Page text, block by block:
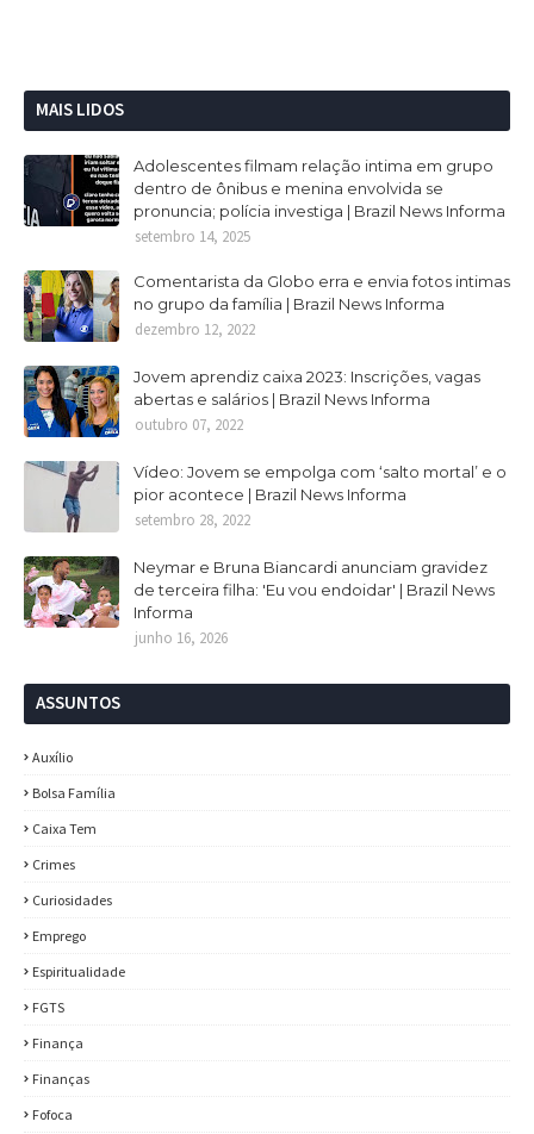
MAIS LIDOS
Adolescentes filmam relação intima em grupo
dentro de ônibus e menina envolvida se
pronuncia; polícia investiga | Brazil News Informa
setembro 14, 2025
Comentarista da Globo erra e envia fotos intimas
no grupo da família | Brazil News Informa
dezembro 12, 2022
Jovem aprendiz caixa 2023: Inscrições, vagas
abertas e salários | Brazil News Informa
outubro 07, 2022
Vídeo: Jovem se empolga com ‘salto mortal’ e o
pior acontece | Brazil News Informa
setembro 28, 2022
Neymar e Bruna Biancardi anunciam gravidez
de terceira filha: 'Eu vou endoidar' | Brazil News
Informa
junho 16, 2026
ASSUNTOS
Auxílio
Bolsa Família
Caixa Tem
Crimes
Curiosidades
Emprego
Espiritualidade
FGTS
Finança
Finanças
Fofoca